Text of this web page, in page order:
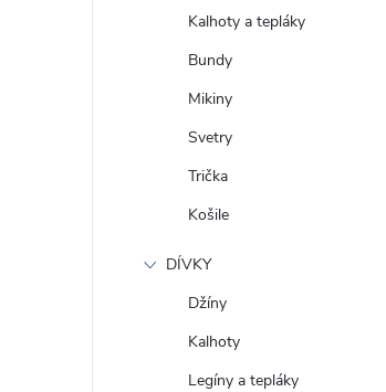
Kalhoty a tepláky
Bundy
Mikiny
Svetry
Trička
Košile
DÍVKY
Džíny
Kalhoty
Legíny a tepláky